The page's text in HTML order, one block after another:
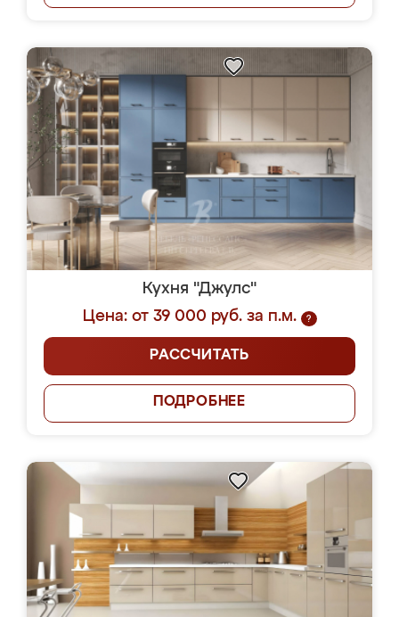
Кухня "Джулс"
Цена: от 39 000 руб. за п.м.
?
РАССЧИТАТЬ
ПОДРОБНЕЕ